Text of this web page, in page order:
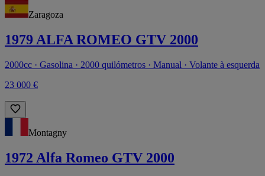
Zaragoza
1979 ALFA ROMEO GTV 2000
2000cc · Gasolina · 2000 quilómetros · Manual · Volante à esquerda
23 000 €
Montagny
1972 Alfa Romeo GTV 2000